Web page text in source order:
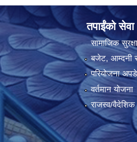
तपाईंको सेवा
सामाजिक सुरक्षा
बजेट, आम्दनी
परियोजना
वर्तमान योजना
राजस्व/वैदेशिक